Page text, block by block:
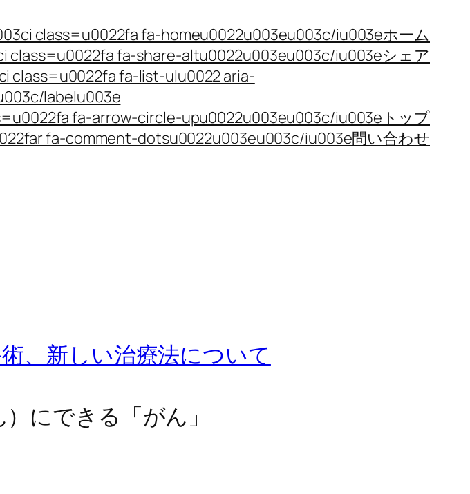
class=u0022fa fa-homeu0022u003eu003c/iu003eホーム
class=u0022fa fa-share-altu0022u003eu003c/iu003eシェア
class=u0022fa fa-list-ulu0022 aria-
labelu003e
fa-arrow-circle-upu0022u003eu003c/iu003eトップ
fa-comment-dotsu0022u003eu003c/iu003e問い合わせ
、新しい治療法について
にできる「がん」